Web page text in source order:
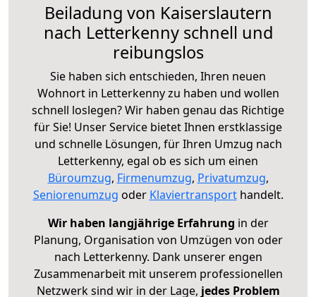
Beiladung von Kaiserslautern
nach Letterkenny schnell und
reibungslos
Sie haben sich entschieden, Ihren neuen
Wohnort in Letterkenny zu haben und wollen
schnell loslegen? Wir haben genau das Richtige
für Sie! Unser Service bietet Ihnen erstklassige
und schnelle Lösungen, für Ihren Umzug nach
Letterkenny, egal ob es sich um einen
Büroumzug, Firmenumzug, Privatumzug,
Seniorenumzug oder Klaviertransporthandelt.
Wir haben langjährige Erfahrung in der
Planung, Organisation von Umzügen von oder
nach Letterkenny. Dank unserer engen
Zusammenarbeit mit unserem professionellen
Netzwerk sind wir in der Lage, jedes Problem